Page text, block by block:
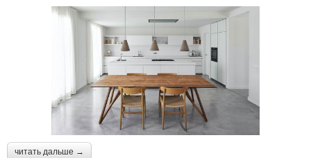
читать дальше →